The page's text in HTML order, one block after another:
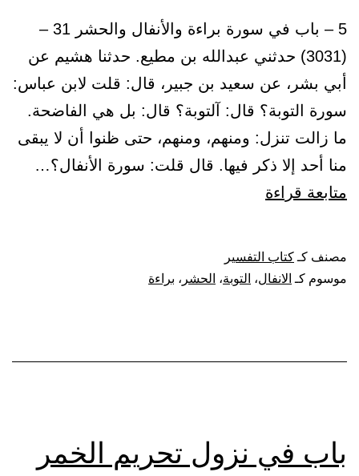
5 – باب في سورة براءة والأنفال والحشر 31 –
(3031) حدثني عبدالله بن مطيع. حدثنا هشيم عن
أبي بشر، عن سعيد بن جبير، قال: قلت لابن عباس:
سورة التوبة؟ قال: آلتوبة؟ قال: بل هي الفاضحة.
ما زالت تنزل: ومنهم، ومنهم، حتى ظنوا أن لا يبقى
منا أحد إلا ذكر فيها. قال قلت: سورة الأنفال؟…
متابعة قراءة
براءة
مصنف كـ كتاب التفسير
موسوم كـ الانفال، التوبة، الحشر ، براءة
باب في نزول تحريم الخمر